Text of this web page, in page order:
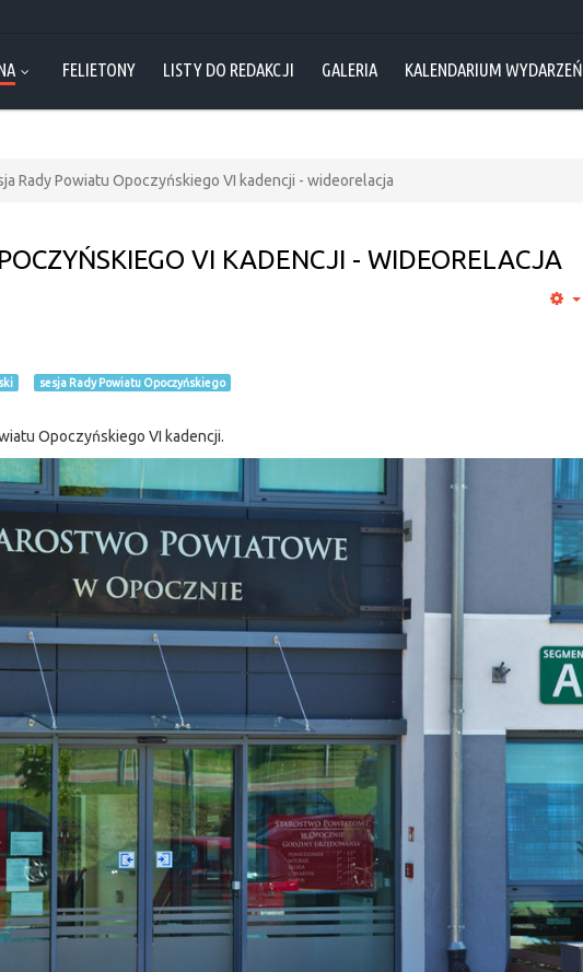
FELIETONY LISTY DO REDAKCJI GALERIA KALENDARIUM WYDARZEŃ
Rady Powiatu Opoczyńskiego VI kadencji - wideorelacja
VI KADENCJI - WIDEORELACJA
sesja Rady Powiatu Opoczyńskiego
Opoczyńskiego VI kadencji.